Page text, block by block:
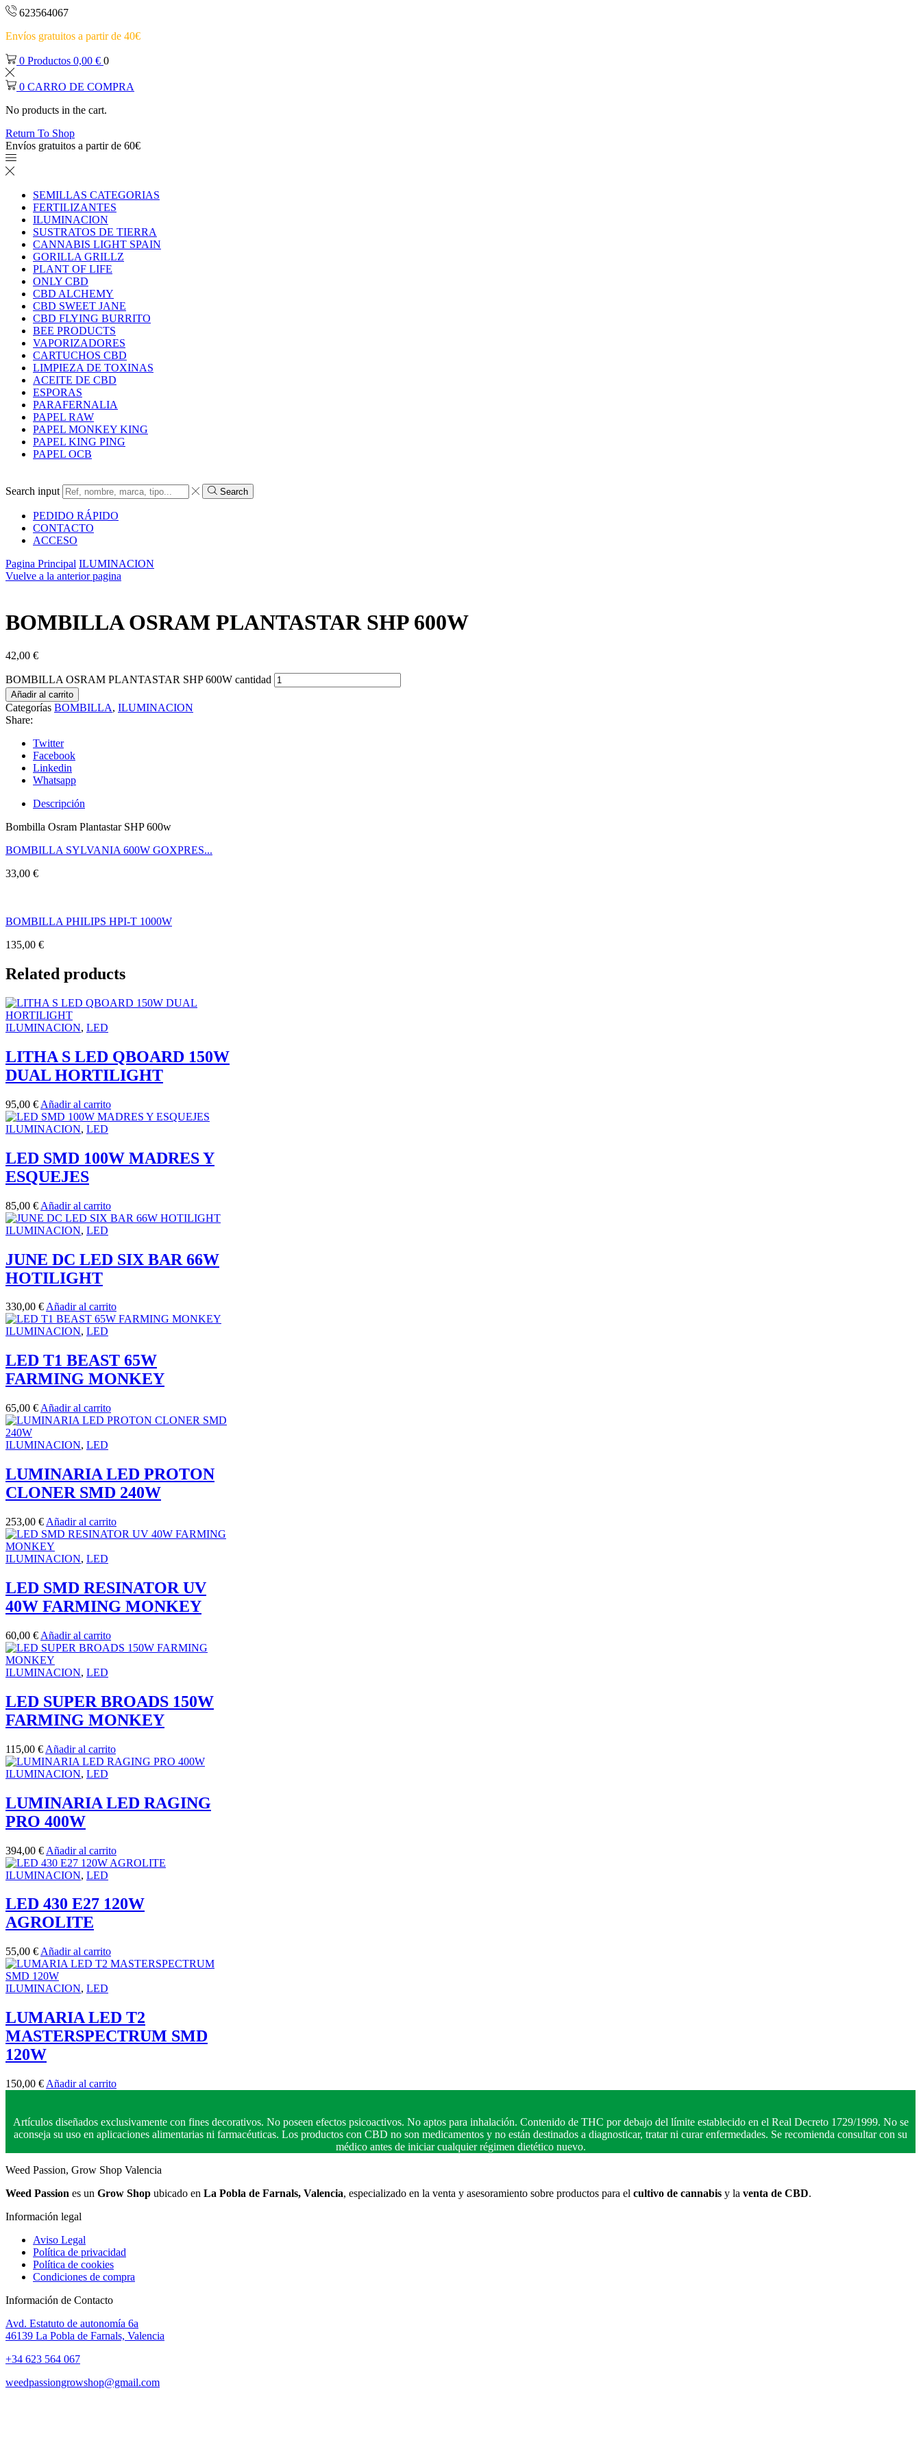
623564067
Envíos gratuitos a partir de 40€
0 Productos 0,00 € 0
0 CARRO DE COMPRA
No products in the cart.
Return To Shop
Envíos gratuitos a partir de 60€
SEMILLAS CATEGORIAS
FERTILIZANTES
ILUMINACION
SUSTRATOS DE TIERRA
CANNABIS LIGHT SPAIN
GORILLA GRILLZ
PLANT OF LIFE
ONLY CBD
CBD ALCHEMY
CBD SWEET JANE
CBD FLYING BURRITO
BEE PRODUCTS
VAPORIZADORES
CARTUCHOS CBD
LIMPIEZA DE TOXINAS
ACEITE DE CBD
ESPORAS
PARAFERNALIA
PAPEL RAW
PAPEL MONKEY KING
PAPEL KING PING
PAPEL OCB
Search input Search
PEDIDO RÁPIDO
CONTACTO
ACCESO
Pagina Principal ILUMINACION
Vuelve a la anterior pagina
BOMBILLA OSRAM PLANTASTAR SHP 600W
42,00 €
BOMBILLA OSRAM PLANTASTAR SHP 600W cantidad
Añadir al carrito
Categorías BOMBILLA, ILUMINACION
Share:
Twitter
Facebook
Linkedin
Whatsapp
Descripción
Bombilla Osram Plantastar SHP 600w
BOMBILLA SYLVANIA 600W GOXPRES...
33,00 €
BOMBILLA PHILIPS HPI-T 1000W
135,00 €
Related products
ILUMINACION, LED
LITHA S LED QBOARD 150W
DUAL HORTILIGHT
95,00 € Añadir al carrito
ILUMINACION, LED
LED SMD 100W MADRES Y
ESQUEJES
85,00 € Añadir al carrito
ILUMINACION, LED
JUNE DC LED SIX BAR 66W
HOTILIGHT
330,00 €Añadir al carrito
ILUMINACION, LED
LED T1 BEAST 65W
FARMING MONKEY
65,00 € Añadir al carrito
ILUMINACION, LED
LUMINARIA LED PROTON
CLONER SMD 240W
253,00 € Añadir al carrito
ILUMINACION, LED
LED SMD RESINATOR UV
40W FARMING MONKEY
60,00 € Añadir al carrito
ILUMINACION, LED
LED SUPER BROADS 150W
FARMING MONKEY
115,00 € Añadir al carrito
ILUMINACION, LED
LUMINARIA LED RAGING
PRO 400W
394,00 € Añadir al carrito
ILUMINACION, LED
LED 430 E27 120W
AGROLITE
55,00 € Añadir al carrito
ILUMINACION, LED
LUMARIA LED T2
MASTERSPECTRUM SMD
120W
150,00 € Añadir al carrito
Artículos diseñados exclusivamente con fines decorativos. No poseen efectos psicoactivos. No aptos para inhalación. Contenido de THC por debajo del límite establecido en el Real Decreto 1729/1999. No se
aconseja su uso en aplicaciones alimentarias ni farmacéuticas. Los productos con CBD no son medicamentos y no están destinados a diagnosticar, tratar ni curar enfermedades. Se recomienda consultar con su
médico antes de iniciar cualquier régimen dietético nuevo.
Weed Passion, Grow Shop Valencia
Weed Passion es un Grow Shop ubicado en La Pobla de Farnals, Valencia, especializado en la venta y asesoramiento sobre productos para el cultivo de cannabis y la venta de CBD.
Información legal
Aviso Legal
Política de privacidad
Política de cookies
Condiciones de compra
Información de Contacto
Avd. Estatuto de autonomía 6a
46139 La Pobla de Farnals, Valencia
+34 623 564 067
weedpassiongrowshop@gmail.com